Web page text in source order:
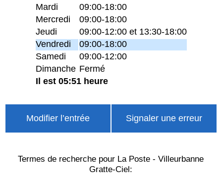
Mardi
09:00-18:00
Mercredi
09:00-18:00
Jeudi
09:00-12:00 et 13:30-18:00
Vendredi
09:00-18:00
Samedi
09:00-12:00
Dimanche Fermé
Il est 05:51 heure
Modifier l’entrée Signaler une erreur
Termes de recherche pour La Poste - Villeurbanne
Gratte-Ciel: